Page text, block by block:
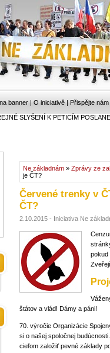
banner | O iniciativě | Přispějte nám
SLYŠENÍ K PETICÍM
Ne základnám » Zprávy ze
je ČT?
Červené trenky v
ČT?
2.10.2015 - Iniciativa Ne
pokud
štátov a vlád! Dámy a páni!
70. výročie Organizácie
si o našej spoločnej
cieľom založiť pevné základy